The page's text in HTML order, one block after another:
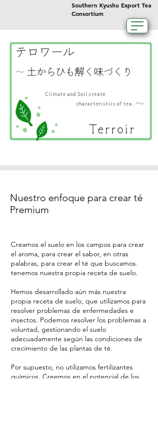
Southern Kyushu Export Tea
Consortium
Nuestro enfoque para crear té
Premium
Creamos el suelo en los campos para crear
el aroma, para crear el sabor, en otras
palabras, para crear el té que buscamos.
tenemos nuestra propia receta de suelo.
Hemos desarrollado aún más nuestra
propia receta de suelo, que utilizamos para
resolver problemas de enfermedades e
insectos. Podemos resolver los problemas a
voluntad, gestionando el suelo
adecuadamente según las condiciones de
crecimiento de las plantas de té.
Por supuesto, no utilizamos fertilizantes
químicos. Creemos en el potencial de los